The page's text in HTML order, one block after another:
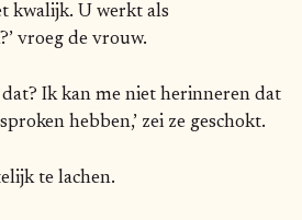
kwalijk. U werkt als
vroeg de vrouw.
dat? Ik kan me niet herinneren dat
hebben,’ zei ze geschokt.
te lachen.